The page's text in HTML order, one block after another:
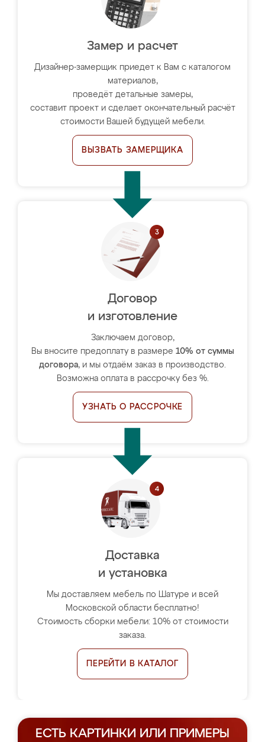
Замер и расчет
Дизайнер-замерщик приедет к Вам с каталогом
материалов,
проведёт детальные замеры,
составит проект и сделает окончательный расчёт
стоимости Вашей будущей мебели.
ВЫЗВАТЬ ЗАМЕРЩИКА
Договор
и изготовление
Заключаем договор,
Вы вносите предоплату в размере 10% от суммы
договора, и мы отдаём заказ в производство.
Возможна оплата в рассрочку без %.
УЗНАТЬ О РАССРОЧКЕ
Доставка
и установка
Мы доставляем мебель по Шатуре и всей
Московской области бесплатно!
Стоимость сборки мебели: 10% от стоимости
заказа.
ПЕРЕЙТИ В КАТАЛОГ
ЕСТЬ КАРТИНКИ ИЛИ ПРИМЕРЫ